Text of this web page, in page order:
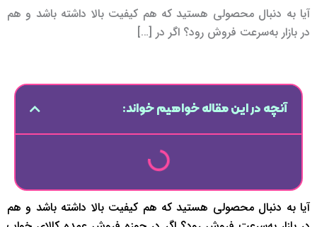
آیا به دنبال محصولی هستید که هم کیفیت بالا داشته باشد و هم
در بازار به‌سرعت فروش رود؟ اگر در […]
آنچه در این مقاله خواهیم خواند:
آیا به دنبال محصولی هستید که هم کیفیت بالا داشته باشد و هم